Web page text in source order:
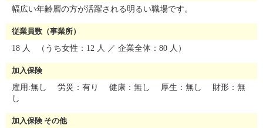
幅広い年齢層の方が活躍される明るい職場です。
従業員数（事業所）
18 人
（うち女性：12 人 ／ 企業全体：80 人）
加入保険
雇用:無し 労災：有り 健康：無し 厚生：無し 財形：無
し
加入保険 その他